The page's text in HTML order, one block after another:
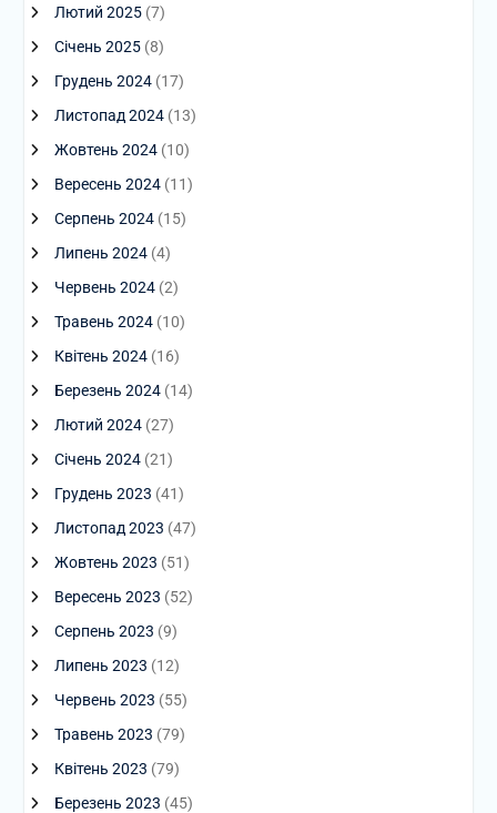
Лютий 2025(7)
Січень 2025(8)
Грудень 2024(17)
Листопад 2024(13)
Жовтень 2024(10)
Вересень 2024(11)
Серпень 2024(15)
Липень 2024(4)
Червень 2024(2)
Травень 2024(10)
Квітень 2024(16)
Березень 2024(14)
Лютий 2024(27)
Січень 2024(21)
Грудень 2023 (41)
Листопад 2023 (47)
Жовтень 2023 (51)
Вересень 2023 (52)
Серпень 2023 (9)
Липень 2023 (12)
Червень 2023 (55)
Травень 2023 (79)
Квітень 2023 (79)
Березень 2023 (45)